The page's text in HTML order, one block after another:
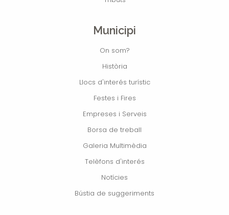
Municipi
On som?
Història
Llocs d'interés turístic
Festes i Fires
Empreses i Serveis
Borsa de treball
Galeria Multimèdia
Telèfons d'interés
Notícies
Bústia de suggeriments